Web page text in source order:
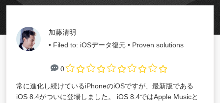
加藤清明
• Filed to: iOSデータ復元 • Proven solutions
0
常に進化し続けているiPhoneのiOSですが、最新版である
iOS 8.4がついに登場しました。 iOS 8.4ではApple Musicと